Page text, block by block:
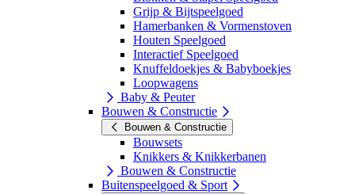
Grijp & Bijtspeelgoed
Hamerbanken & Vormenstoven
Houten Speelgoed
Interactief Speelgoed
Knuffeldoekjes & Babyboekjes
Loopwagens
Baby & Peuter
Bouwen & Constructie
Bouwen & Constructie
Bouwsets
Knikkers & Knikkerbanen
Bouwen & Constructie
Buitenspeelgoed & Sport